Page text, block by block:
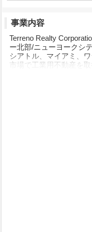
事業内容
Terreno Realty
ー北部/ニューヨークシ
シアトル、マイアミ、
市場で工業用不動産を